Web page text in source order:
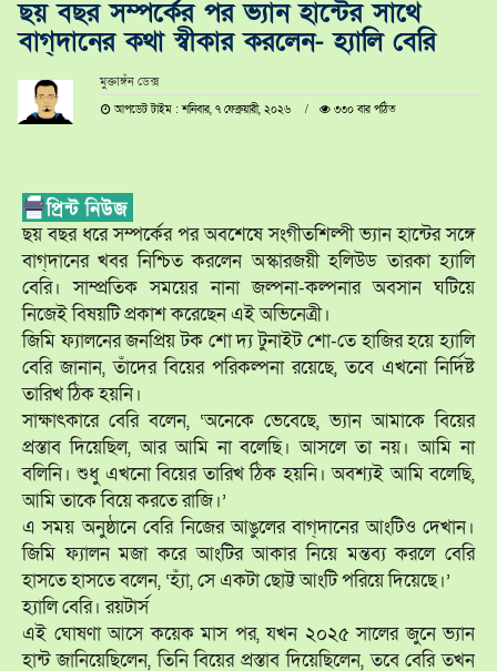
ছয় বছর সম্পর্কের পর ভ্যান হান্টের সাথে
বাগ্‌দানের কথা স্বীকার করলেন- হ্যালি বেরি
মুক্তাঙ্গঁন ডেক্স
আপডেট টাইম : শনিবার, ৭ ফেব্রুয়ারী, ২০২৬ ৩৩০ বার পঠিত
ছয় বছর ধরে সম্পর্কের পর অবশেষে সংগীতশিল্পী ভ্যান হান্টের সঙ্গে
বাগ্‌দানের খবর নিশ্চিত করলেন অস্কারজয়ী হলিউড তারকা হ্যালি
বেরি। সাম্প্রতিক সময়ের নানা জল্পনা-কল্পনার অবসান ঘটিয়ে
নিজেই বিষয়টি প্রকাশ করেছেন এই অভিনেত্রী।
জিমি ফ্যালনের জনপ্রিয় টক শো দ্য টুনাইট শো-তে হাজির হয়ে হ্যালি
বেরি জানান, তাঁদের বিয়ের পরিকল্পনা রয়েছে, তবে এখনো নির্দিষ্ট
তারিখ ঠিক হয়নি।
সাক্ষাৎকারে বেরি বলেন, ‘অনেকে ভেবেছে, ভ্যান আমাকে বিয়ের
প্রস্তাব দিয়েছিল, আর আমি না বলেছি। আসলে তা নয়। আমি না
বলিনি। শুধু এখনো বিয়ের তারিখ ঠিক হয়নি। অবশ্যই আমি বলেছি,
আমি তাকে বিয়ে করতে রাজি।’
এ সময় অনুষ্ঠানে বেরি নিজের আঙুলের বাগ্‌দানের আংটিও দেখান।
জিমি ফ্যালন মজা করে আংটির আকার নিয়ে মন্তব্য করলে বেরি
হাসতে হাসতে বলেন, ‘হ্যাঁ, সে একটা ছোট্ট আংটি পরিয়ে দিয়েছে।’
হ্যালি বেরি। রয়টার্স
এই ঘোষণা আসে কয়েক মাস পর, যখন ২০২৫ সালের জুনে ভ্যান
হান্ট জানিয়েছিলেন, তিনি বিয়ের প্রস্তাব দিয়েছিলেন, তবে বেরি তখন